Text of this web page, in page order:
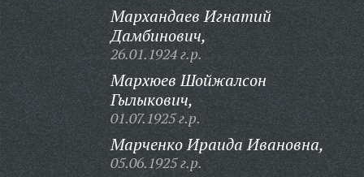
Мархандаев Игнатий
Дамбинович,
26.01.1924 г.р.
Мархюев Шойжалсон
Гылыкович,
01.07.1925 г.р.
Марченко Ираида Ивановна,
05.06.1925 г.р.